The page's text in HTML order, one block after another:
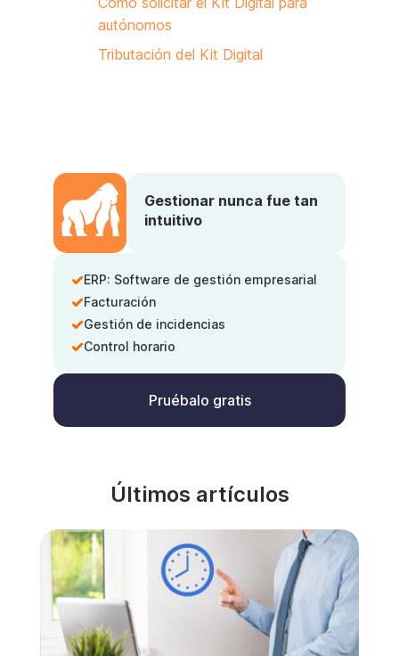
autónomos
Tributación del Kit Digital
Gestionar nunca fue tan
intuitivo
ERP: Software de gestión empresarial
Facturación
Gestión de incidencias
Control horario
Pruébalo gratis
Últimos artículos